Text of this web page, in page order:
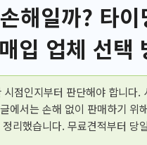
해일까? 타이
입 업체 선택
점인지부터 판단해야 합니다.
에서는 손해 없이 판매하기 위
리했습니다. 무료견적부터 당